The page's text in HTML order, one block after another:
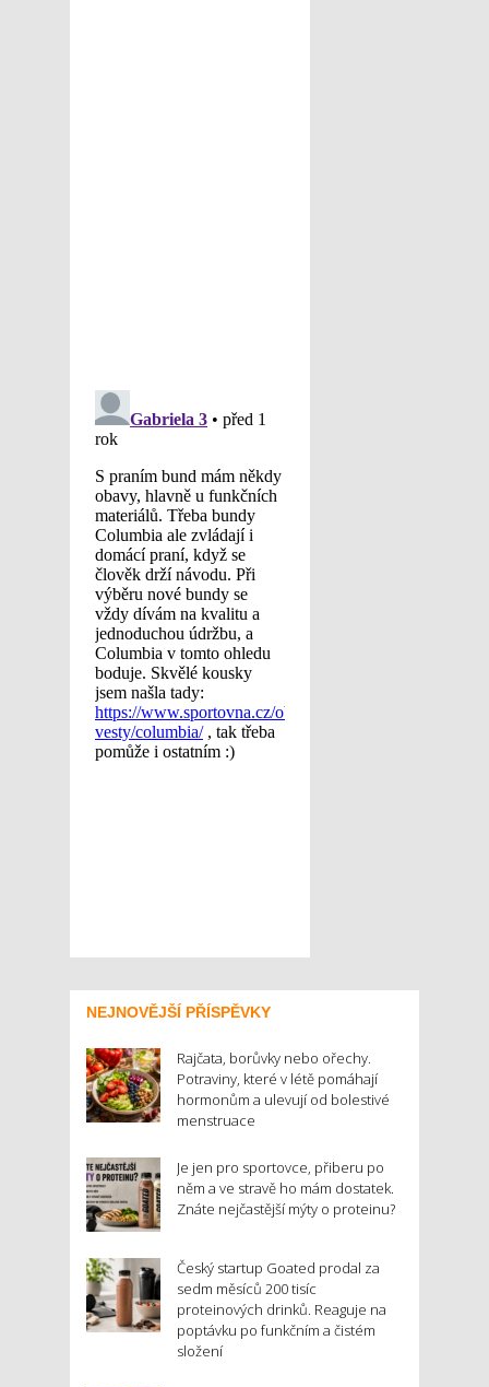
NEJNOVĚJŠÍ PŘÍSPĚVKY
Rajčata, borůvky nebo ořechy.
Potraviny, které v létě pomáhají
hormonům a ulevují od bolestivé
menstruace
Je jen pro sportovce, přiberu po
něm a ve stravě ho mám dostatek.
Znáte nejčastější mýty o proteinu?
Český startup Goated prodal za
sedm měsíců 200 tisíc
proteinových drinků. Reaguje na
poptávku po funkčním a čistém
složení